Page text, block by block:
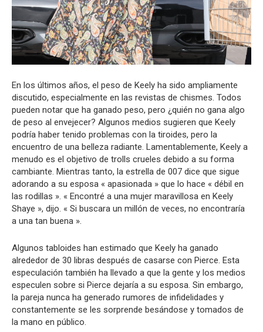
En los últimos años, el peso de Keely ha sido ampliamente
discutido, especialmente en las revistas de chismes. Todos
pueden notar que ha ganado peso, pero ¿quién no gana algo
de peso al envejecer? Algunos medios sugieren que Keely
podría haber tenido problemas con la tiroides, pero la
encuentro de una belleza radiante. Lamentablemente, Keely a
menudo es el objetivo de trolls crueles debido a su forma
cambiante. Mientras tanto, la estrella de 007 dice que sigue
adorando a su esposa « apasionada » que lo hace « débil en
las rodillas ». « Encontré a una mujer maravillosa en Keely
Shaye », dijo. « Si buscara un millón de veces, no encontraría
a una tan buena ».
Algunos tabloides han estimado que Keely ha ganado
alrededor de 30 libras después de casarse con Pierce. Esta
especulación también ha llevado a que la gente y los medios
especulen sobre si Pierce dejaría a su esposa. Sin embargo,
la pareja nunca ha generado rumores de infidelidades y
constantemente se les sorprende besándose y tomados de
la mano en público.